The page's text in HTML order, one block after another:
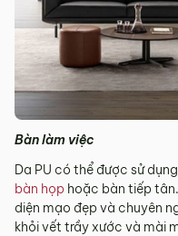
Bàn làm việc
Da PU có thể được sử
bàn họp hoặc bàn tiếp
diện mạo đẹp và chuyên
khỏi vết trầy xước và mài